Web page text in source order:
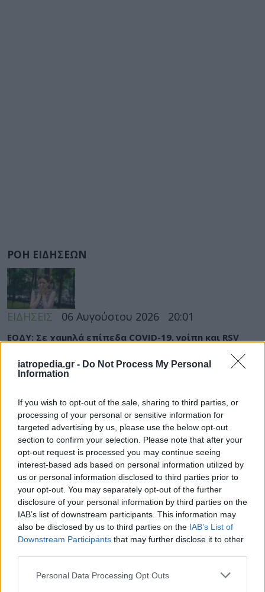
iatropedia.gr - Do Not Process My Personal
Information
If you wish to opt-out of the sale, sharing to third parties, or
processing of your personal or sensitive information for
targeted advertising by us, please use the below opt-out
section to confirm your selection. Please note that after your
opt-out request is processed you may continue seeing
interest-based ads based on personal information utilized by
us or personal information disclosed to third parties prior to
your opt-out. You may separately opt-out of the further
disclosure of your personal information by third parties on the
IAB’s list of downstream participants. This information may
also be disclosed by us to third parties on the IAB’s List of
Downstream Participants that may further disclose it to other
Personal Data Processing Opt Outs
ΡΟΗ ΕΙΔΗΣΕΩΝ
ΕΙΔΗΣΕΙΣ 06 Αυγούστου 2026 20:01
ΕΟΔΥ: Σε χαμηλά επίπεδα COVID-19, γρίπη και RSV
ΕΙΔΗΣΕΙΣ 06 Αυγούστου 2026 19:30
Σαμοθράκη: Αγωνιώδης επιχείρηση διάσωσης
15χρονης – Τραυματίστηκε σε δύσβατο σημείο στη
Γριά Βάθρα
ΥΓΕΙΑ 06 Αυγούστου 2026 19:01
5 σοβαρές λοιμώξεις που μπορεί να πάθουμε από το
νερό σε πισίνες, λίμνες και ποτάμια – Μέτρα